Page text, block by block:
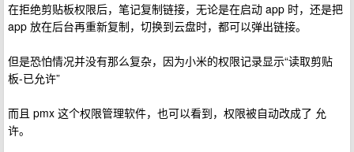
在拒绝剪贴板权限后，笔记复制链接，无论是在启动 app 时，还是把
app 放在后台再重新复制，切换到云盘时，都可以弹出链接。
但是恐怕情况并没有那么复杂，因为小米的权限记录显示“读取剪贴
板-已允许”
而且 pmx 这个权限管理软件，也可以看到，权限被自动改成了 允
许。